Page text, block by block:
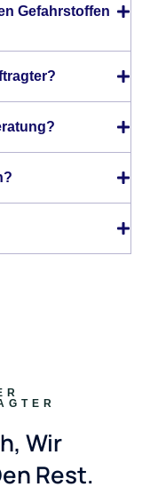
Gefahrstoffen
Wir
Rest.